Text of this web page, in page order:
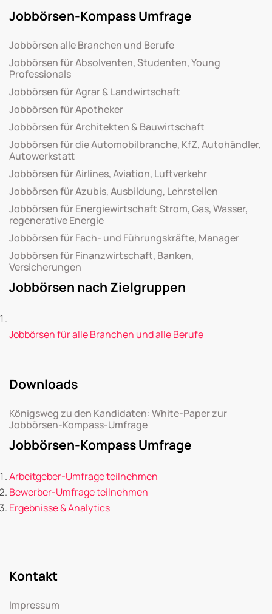
Jobbörsen-Kompass Umfrage
Jobbörsen alle Branchen und Berufe
Jobbörsen für Absolventen, Studenten, Young
Professionals
Jobbörsen für Agrar & Landwirtschaft
Jobbörsen für Apotheker
Jobbörsen für Architekten & Bauwirtschaft
Jobbörsen für die Automobilbranche, KfZ, Autohändler,
Autowerkstatt
Jobbörsen für Airlines, Aviation, Luftverkehr
Jobbörsen für Azubis, Ausbildung, Lehrstellen
Jobbörsen für Energiewirtschaft Strom, Gas, Wasser,
regenerative Energie
Jobbörsen für Fach- und Führungskräfte, Manager
Jobbörsen für Finanzwirtschaft, Banken,
Versicherungen
Jobbörsen nach Zielgruppen
Jobbörsen für alle Branchen und alle Berufe
Downloads
Königsweg zu den Kandidaten: White-Paper zur
Jobbörsen-Kompass-Umfrage
Jobbörsen-Kompass Umfrage
Arbeitgeber-Umfrage teilnehmen
Bewerber-Umfrage teilnehmen
Ergebnisse & Analytics
Kontakt
Impressum